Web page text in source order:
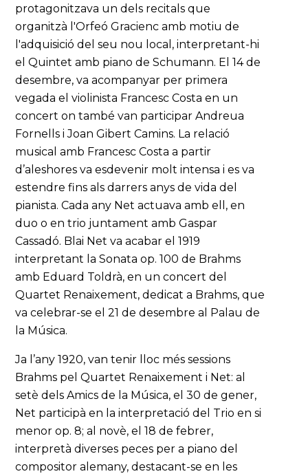
protagonitzava un dels recitals que
organitzà l'Orfeó Gracienc amb motiu de
l'adquisició del seu nou local, interpretant-hi
el Quintet amb piano de Schumann. El 14 de
desembre, va acompanyar per primera
vegada el violinista Francesc Costa en un
concert on també van participar Andreua
Fornells i Joan Gibert Camins. La relació
musical amb Francesc Costa a partir
d’aleshores va esdevenir molt intensa i es va
estendre fins als darrers anys de vida del
pianista. Cada any Net actuava amb ell, en
duo o en trio juntament amb Gaspar
Cassadó. Blai Net va acabar el 1919
interpretant la Sonata op. 100 de Brahms
amb Eduard Toldrà, en un concert del
Quartet Renaixement, dedicat a Brahms, que
va celebrar-se el 21 de desembre al Palau de
la Música.
Ja l’any 1920, van tenir lloc més sessions
Brahms pel Quartet Renaixement i Net: al
setè dels Amics de la Música, el 30 de gener,
Net participà en la interpretació del Trio en si
menor op. 8; al novè, el 18 de febrer,
interpretà diverses peces per a piano del
compositor alemany, destacant-se en les